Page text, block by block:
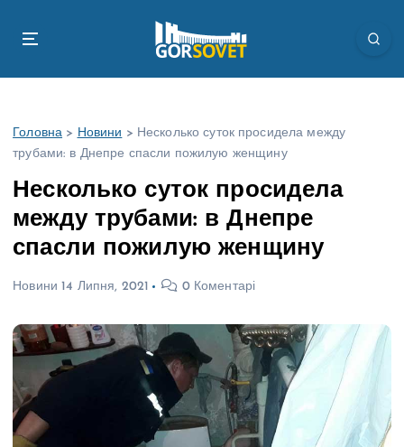
Головна > Новини > Несколько суток просидела между
трубами: в Днепре спасли пожилую женщину
Несколько суток просидела
между трубами: в Днепре
спасли пожилую женщину
Новини 14 Липня, 2021 0 Коментарі